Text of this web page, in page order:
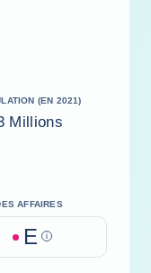
(EN 2021)
Millions
AFFAIRES
E Help